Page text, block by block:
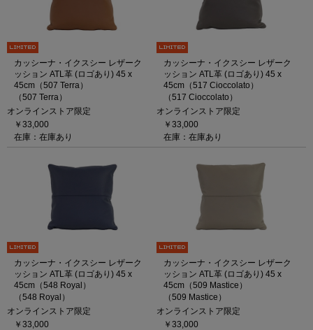
カッシーナ・イクスシー レザーク
ッション ATL革 (ロゴあり) 45 x
45cm（507 Terra）
（507 Terra）
オンラインストア限定
￥33,000
在庫：在庫あり
カッシーナ・イクスシー レザーク
ッション ATL革 (ロゴあり) 45 x
45cm（517 Cioccolato）
（517 Cioccolato）
オンラインストア限定
￥33,000
在庫：在庫あり
カッシーナ・イクスシー レザーク
ッション ATL革 (ロゴあり) 45 x
45cm（548 Royal）
（548 Royal）
オンラインストア限定
￥33,000
カッシーナ・イクスシー レザーク
ッション ATL革 (ロゴあり) 45 x
45cm（509 Mastice）
（509 Mastice）
オンラインストア限定
￥33,000